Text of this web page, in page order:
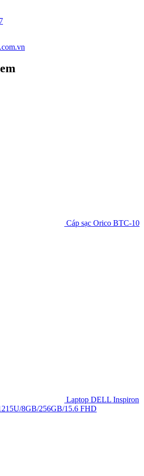
Cáp sạc Orico BTC-10
Laptop DELL Inspiron
8GB/256GB/15.6 FHD